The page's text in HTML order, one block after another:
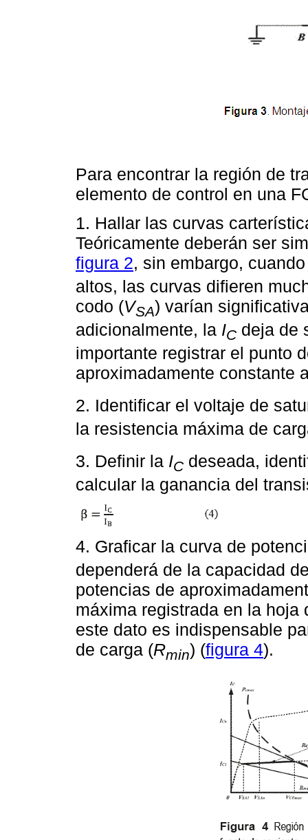
Para encontrar la región de
elemento de control en una
1. Hallar las curvas
Teóricamente deberán ser
figura 2, sin embargo,
altos, las curvas difieren
codo (VSA) varían
adicionalmente, la ICdeja de
importante registrar el punto
aproximadamente constante
2. Identificar el voltaje de
la resistencia máxima de
3. Definir la ICdeseada,
calcular la ganancia del
4. Graficar la curva de
dependerá de la capacidad
potencias de
máxima registrada en la
este dato es indispensable
de carga (Rmin) (figura 4).